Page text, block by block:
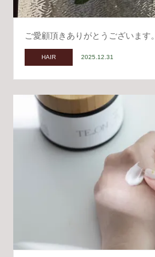
ご愛顧頂きありがとうございます。
HAIR 2025.12.31